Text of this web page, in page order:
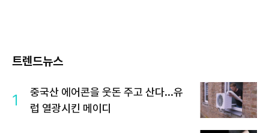
트렌드뉴스
1
중국산 에어콘을 웃돈 주고 산다...유
럽 열광시킨 메이디